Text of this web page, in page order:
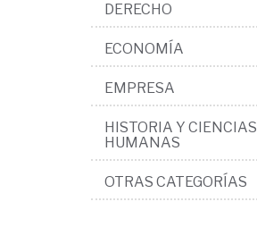
DERECHO
ECONOMÍA
EMPRESA
HISTORIA Y CIENCIAS
HUMANAS
OTRAS CATEGORÍAS